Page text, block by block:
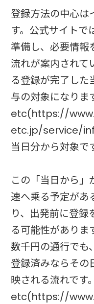
登録方法の中心は
す。公式サイトで
準備し、必要情報
流れが案内されて
る登録が完了した
与の対象になり
etc(https://
etc.jp/service/
当日分から対象で
この「当日から」
速へ乗る予定があ
り、出発前に登録
る可能性がありま
数千円の通行でも
登録済みならその
映される流れで
etc(https://